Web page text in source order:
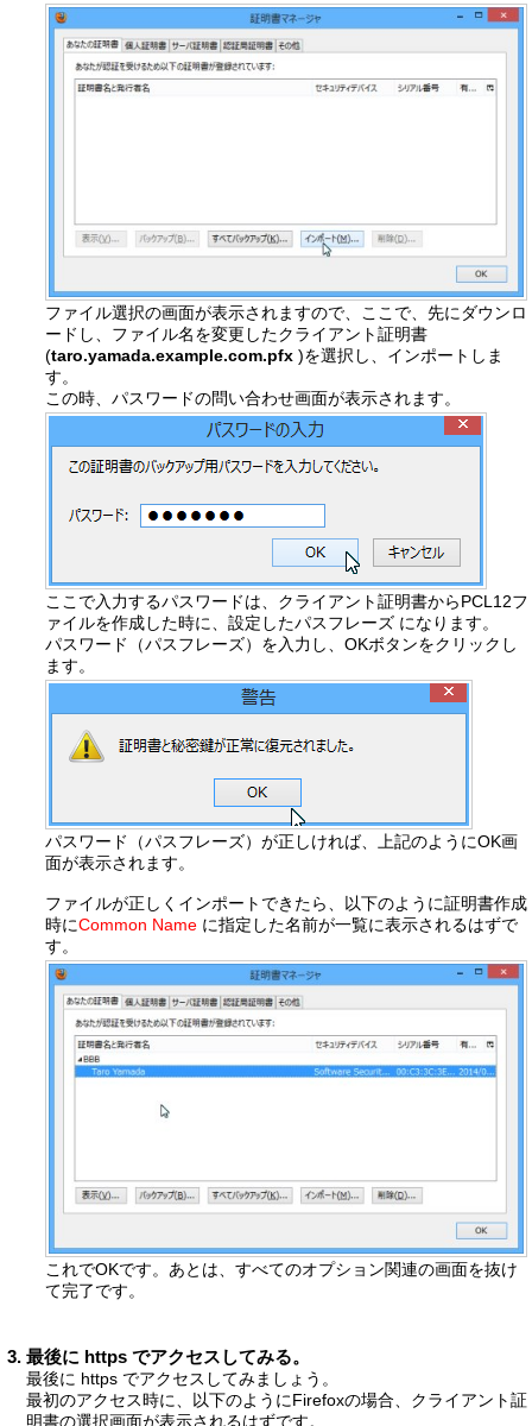
ファイル選択の画面が表示されますので、ここで、先にダウンロ
ードし、ファイル名を変更したクライアント証明書
(taro.yamada.example.com.pfx )を選択し、インポートしま
す。
この時、パスワードの問い合わせ画面が表示されます。
ここで入力するパスワードは、クライアント証明書からPCL12フ
ァイルを作成した時に、設定したパスフレーズ になります。
パスワード（パスフレーズ）を入力し、OKボタンをクリックし
ます。
パスワード（パスフレーズ）が正しければ、上記のようにOK画
面が表示されます。
ファイルが正しくインポートできたら、以下のように証明書作成
時にCommon Name に指定した名前が一覧に表示されるはずで
す。
これでOKです。あとは、すべてのオプション関連の画面を抜け
て完了です。
最後に https でアクセスしてみる。
最後に https でアクセスしてみましょう。
最初のアクセス時に、以下のようにFirefoxの場合、クライアント証
明書の選択画面が表示されるはずです。